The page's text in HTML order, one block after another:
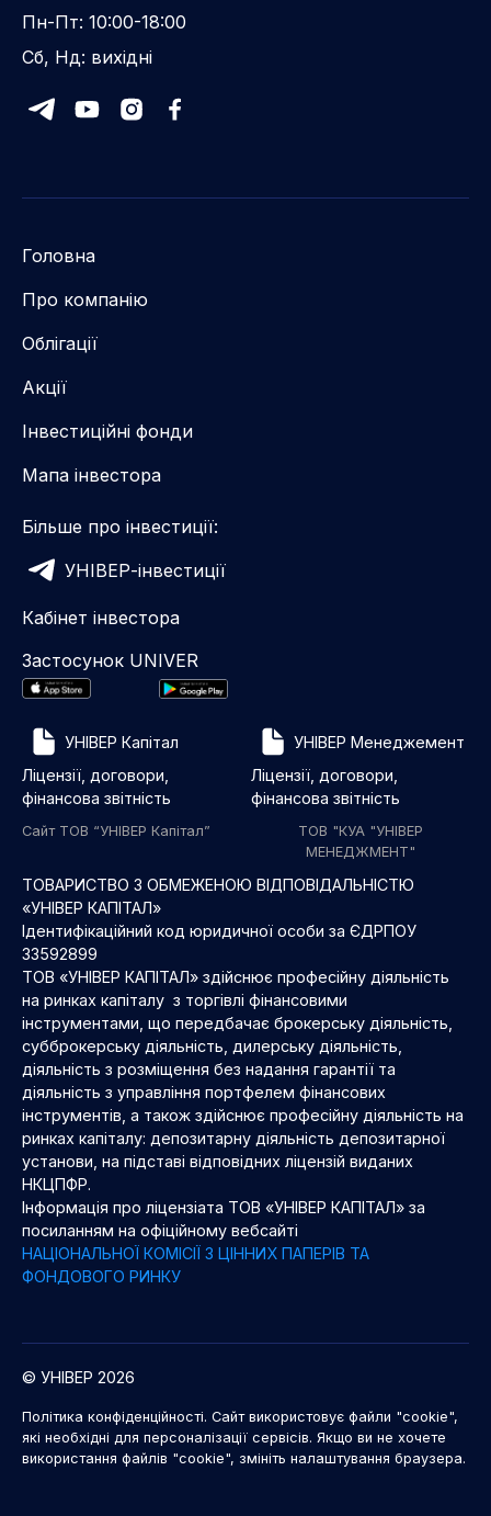
Пн-Пт: 10:00-18:00
Сб, Нд: вихідні
Головна
Про компанію
Облігації
Акції
Інвестиційні фонди
Мапа інвестора
Більше про інвестиції:
УНІВЕР-інвестиції
Кабінет інвестора
Застосунок UNIVER
УНІВЕР Капітал
Ліцензії, договори,
фінансова звітність
Сайт ТОВ “УНІВЕР Капітал”
УНІВЕР Менеджемент
Ліцензії, договори,
фінансова звітність
ТОВ "КУА "УНІВЕР
МЕНЕДЖМЕНТ"
ТОВАРИСТВО З ОБМЕЖЕНОЮ ВІДПОВІДАЛЬНІСТЮ
«УНІВЕР КАПІТАЛ»
Ідентифікаційний код юридичної особи за ЄДРПОУ
33592899
ТОВ «УНІВЕР КАПІТАЛ» здійснює професійну діяльність
на ринках капіталу з торгівлі фінансовими
інструментами, що передбачає брокерську діяльність,
субброкерську діяльність, дилерську діяльність,
діяльність з розміщення без надання гарантії та
діяльність з управління портфелем фінансових
інструментів, а також здійснює професійну діяльність на
ринках капіталу: депозитарну діяльність депозитарної
установи, на підставі відповідних ліцензій виданих
НКЦПФР.
Інформація про ліцензіата ТОВ «УНІВЕР КАПІТАЛ» за
посиланням на офіційному вебсайті
НАЦІОНАЛЬНОЇ КОМІСІЇ З ЦІННИХ ПАПЕРІВ ТА
ФОНДОВОГО РИНКУ
© УНІВЕР 2026
Політика конфіденційності. Сайт використовує файли "cookie",
які необхідні для персоналізації сервісів. Якщо ви не хочете
використання файлів "cookie", змініть налаштування браузера.